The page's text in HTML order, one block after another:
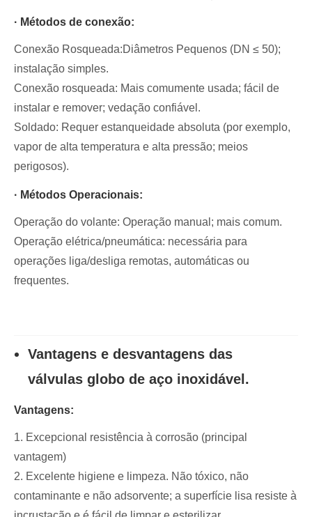
· Métodos de conexão:
Conexão Rosqueada:Diâmetros Pequenos (DN ≤ 50);
instalação simples.
Conexão rosqueada: Mais comumente usada; fácil de
instalar e remover; vedação confiável.
Soldado: Requer estanqueidade absoluta (por exemplo,
vapor de alta temperatura e alta pressão; meios
perigosos).
· Métodos Operacionais:
Operação do volante: Operação manual; mais comum.
Operação elétrica/pneumática: necessária para
operações liga/desliga remotas, automáticas ou
frequentes.
Vantagens e desvantagens das
válvulas globo de aço inoxidável.
Vantagens:
1. Excepcional resistência à corrosão (principal
vantagem)
2. Excelente higiene e limpeza. Não tóxico, não
contaminante e não adsorvente; a superfície lisa resiste à